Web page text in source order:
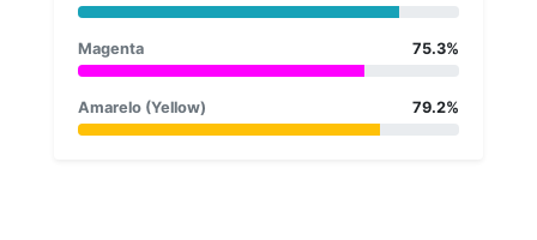
Magenta 75.3%
Amarelo (Yellow) 79.2%